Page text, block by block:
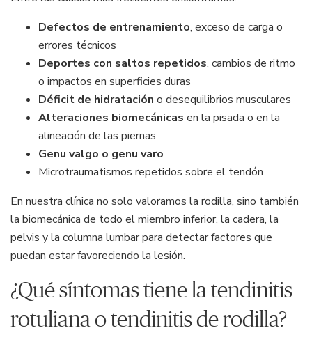
Defectos de entrenamiento, exceso de carga o
errores técnicos
Deportes con saltos repetidos, cambios de ritmo
o impactos en superficies duras
Déficit de hidratación o desequilibrios musculares
Alteraciones biomecánicas en la pisada o en la
alineación de las piernas
Genu valgo o genu varo
Microtraumatismos repetidos sobre el tendón
En nuestra clínica no solo valoramos la rodilla, sino también
la biomecánica de todo el miembro inferior, la cadera, la
pelvis y la columna lumbar para detectar factores que
puedan estar favoreciendo la lesión.
¿Qué síntomas tiene la tendinitis
rotuliana o tendinitis de rodilla?